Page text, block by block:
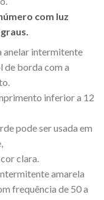
com luz
anelar intermitente
de borda com a
inferior a 12
pode ser usada em
clara.
amarela
frequência de 50 a